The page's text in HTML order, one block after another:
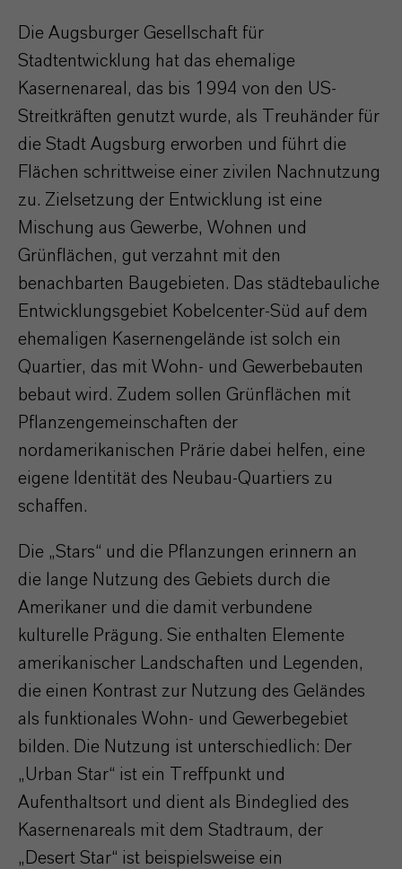
Die Augsburger Gesellschaft für
Stadtentwicklung hat das ehemalige
Kasernenareal, das bis 1994 von den US-
Streitkräften genutzt wurde, als Treuhänder für
die Stadt Augsburg erworben und führt die
Flächen schrittweise einer zivilen Nachnutzung
zu. Zielsetzung der Entwicklung ist eine
Mischung aus Gewerbe, Wohnen und
Grünflächen, gut verzahnt mit den
benachbarten Baugebieten. Das städtebauliche
Entwicklungsgebiet Kobelcenter-Süd auf dem
ehemaligen Kasernengelände ist solch ein
Quartier, das mit Wohn- und Gewerbebauten
bebaut wird. Zudem sollen Grünflächen mit
Pflanzengemeinschaften der
nordamerikanischen Prärie dabei helfen, eine
eigene Identität des Neubau-Quartiers zu
schaffen.
Die „Stars“ und die Pflanzungen erinnern an
die lange Nutzung des Gebiets durch die
Amerikaner und die damit verbundene
kulturelle Prägung. Sie enthalten Elemente
amerikanischer Landschaften und Legenden,
die einen Kontrast zur Nutzung des Geländes
als funktionales Wohn- und Gewerbegebiet
bilden. Die Nutzung ist unterschiedlich: Der
„Urban Star“ ist ein Treffpunkt und
Aufenthaltsort und dient als Bindeglied des
Kasernenareals mit dem Stadtraum, der
„Desert Star“ ist beispielsweise ein